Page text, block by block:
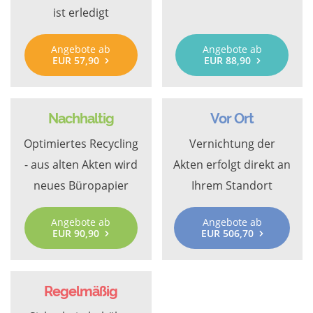
ist erledigt
Angebote ab
EUR 57,90
Angebote ab
EUR 88,90
Nachhaltig
Optimiertes Recycling
- aus alten Akten wird
neues Büropapier
Angebote ab
EUR 90,90
Vor Ort
Vernichtung der
Akten erfolgt direkt an
Ihrem Standort
Angebote ab
EUR 506,70
Regelmäßig